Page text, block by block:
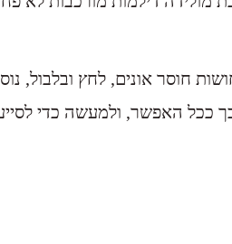
חוסר אונים, לחץ ובלבול,
האפשר, ולמעשה כדי